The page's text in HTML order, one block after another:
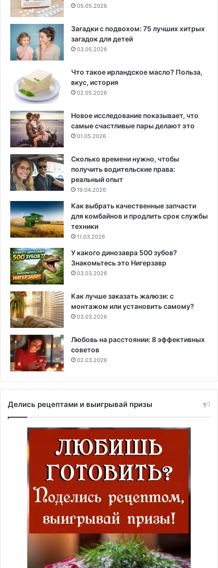
05.05.2026
Загадки с подвохом: 75 лучших хитрых
загадок для детей
03.05.2026
Что такое ирландское масло? Польза,
вкус, история
02.05.2026
Новое исследование показывает, что
самые счастливые пары делают это
01.05.2026
Сколько времени нужно, чтобы
получить водительские права:
реальный опыт
19.04.2026
Как выбрать качественные запчасти
для комбайнов и продлить срок службы
техники
11.03.2026
У какого динозавра 500 зубов?
Знакомьтесь это Нигерзавр
03.03.2026
Как лучше заказать жалюзи: с
монтажом или установить самому?
03.03.2026
Любовь на расстоянии: 8 эффективных
советов
02.03.2026
Делись рецептами и выигрывай призы